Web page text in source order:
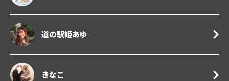
道の駅姫あゆ
きなこ